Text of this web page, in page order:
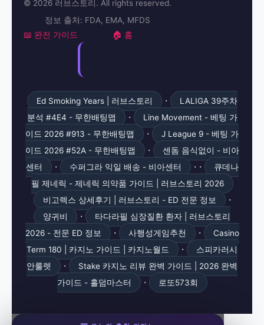
© 2026 러브스토리. All rights reserved.
정보 출처: FDA, EMA, MFDS
Ed Smoking Years | 러브스토리 ·
LALIGA 39주차
분석 #4E4 - 무한배팅맵
·
Line Movement - 베팅 가
이드 2026 #913 - 무한배팅맵
·
J League 9 - 베팅 가
이드 2026 #52A - 무한배팅맵
·
센돔 음식없이 - 비아
센터
· 수퍼그라 익일 배송 - 비아센터 · ·
큐데나
필 제네릭 - 제네릭 의약품 가이드 | 러브스토리 2026
비고렉스 상세후기 | 러브스토리 - ED 전문 정보
·
양귀비 ·
타다라필 심장질환 환자 | 러브스토리
2026 - 전문 ED 정보
· 사행성게임추천 ·
Casino
Term 180 | 카지노 가이드 | 카지노월드
·
스피카러시
·
Stake 카지노 리뷰 완벽 가이드 | 2026 완벽